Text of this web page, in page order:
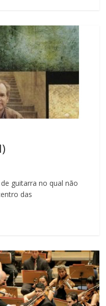
guitarra no qual não
das